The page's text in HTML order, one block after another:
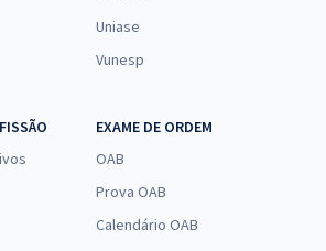
Uniase
Vunesp
EXAME DE ORDEM
OAB
Prova OAB
Calendário OAB